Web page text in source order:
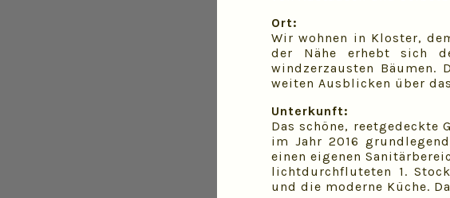
Ort:
Wir wohnen in Kloster,
der Nähe erhebt sich
windzerzausten
weiten Ausblicken über
Unterkunft:
Das schöne, reetgedeckte
im Jahr 2016
einen eigenen
lichtdurchfluteten 1.
und die moderne Küche.